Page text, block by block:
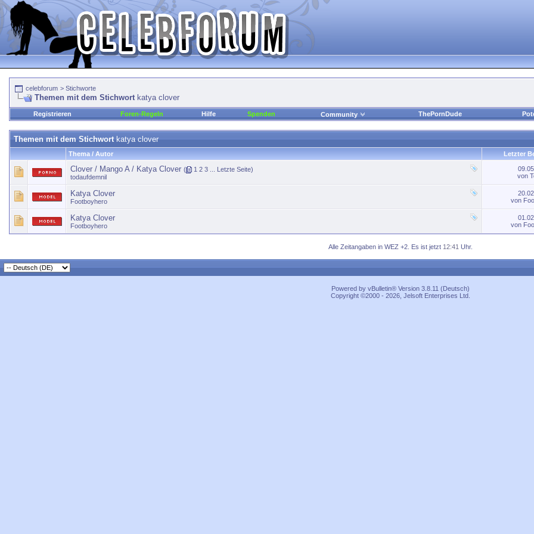
celebforum > Stichworte
Themen mit dem Stichwort katya clover
Registrieren
Foren-Regeln Hilfe Spenden Community ThePornDude
Themen mit dem Stichwortkatya clover
Thema / Autor Letzter
Clover / Mango A / Katya Clover ( 1 2 3 Letzte Seite)
todaufdemnil
von
Katya Clover
Footboyhero
von
Katya Clover
Footboyhero
von
Alle Zeitangaben in WEZ +2. Es ist jetzt 12:41 Uhr.
Powered by vBulletin® Version 3.8.11 (Deutsch)
Copyright ©2000 - 2026, Jelsoft Enterprises Ltd.